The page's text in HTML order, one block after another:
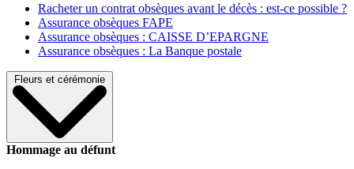
Racheter un contrat obsèques avant le décès : est-ce possible ?
Assurance obsèques FAPE
Assurance obsèques : CAISSE D’EPARGNE
Assurance obsèques : La Banque postale
Fleurs et cérémonie
Hommage au défunt